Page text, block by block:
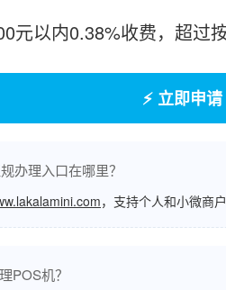
元以内0.38%收费，超过
⚡ 立即申请
办理入口在哪里？
，支持个人和小微商
POS机？